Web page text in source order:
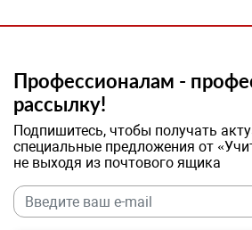
Профессионалам -
рассылку!
Подпишитесь, чтобы получать
специальные предложения от
не выходя из почтового ящика